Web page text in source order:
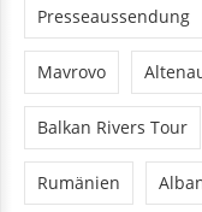
Presseaussendung
Mavrovo
Balkan Rivers Tour
Rumänien